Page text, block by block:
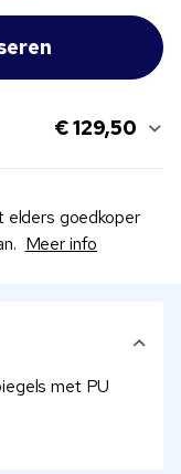
€ 129,50
elders goedkoper
Meer info
met PU